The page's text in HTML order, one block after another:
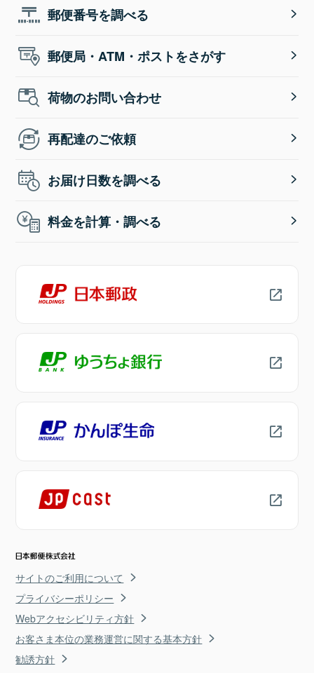
郵便番号を調べる
郵便局・ATM・ポストをさがす
荷物のお問い合わせ
再配達のご依頼
お届け日数を調べる
料金を計算・調べる
サイトのご利用について
プライバシーポリシー
Webアクセシビリティ方針
お客さま本位の業務運営に関する基本方針
勧誘方針